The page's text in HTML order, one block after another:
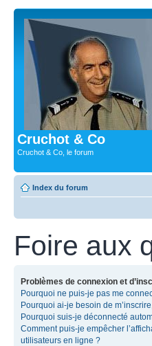
Cruchot & Co
Cruchot & Co, le forum
Index du forum
Foire aux
Problèmes de connexion et
Pourquoi ne puis-je pas me
Pourquoi ai-je besoin de
Pourquoi suis-je déconnecté
Comment puis-je empêcher
utilisateurs en ligne ?